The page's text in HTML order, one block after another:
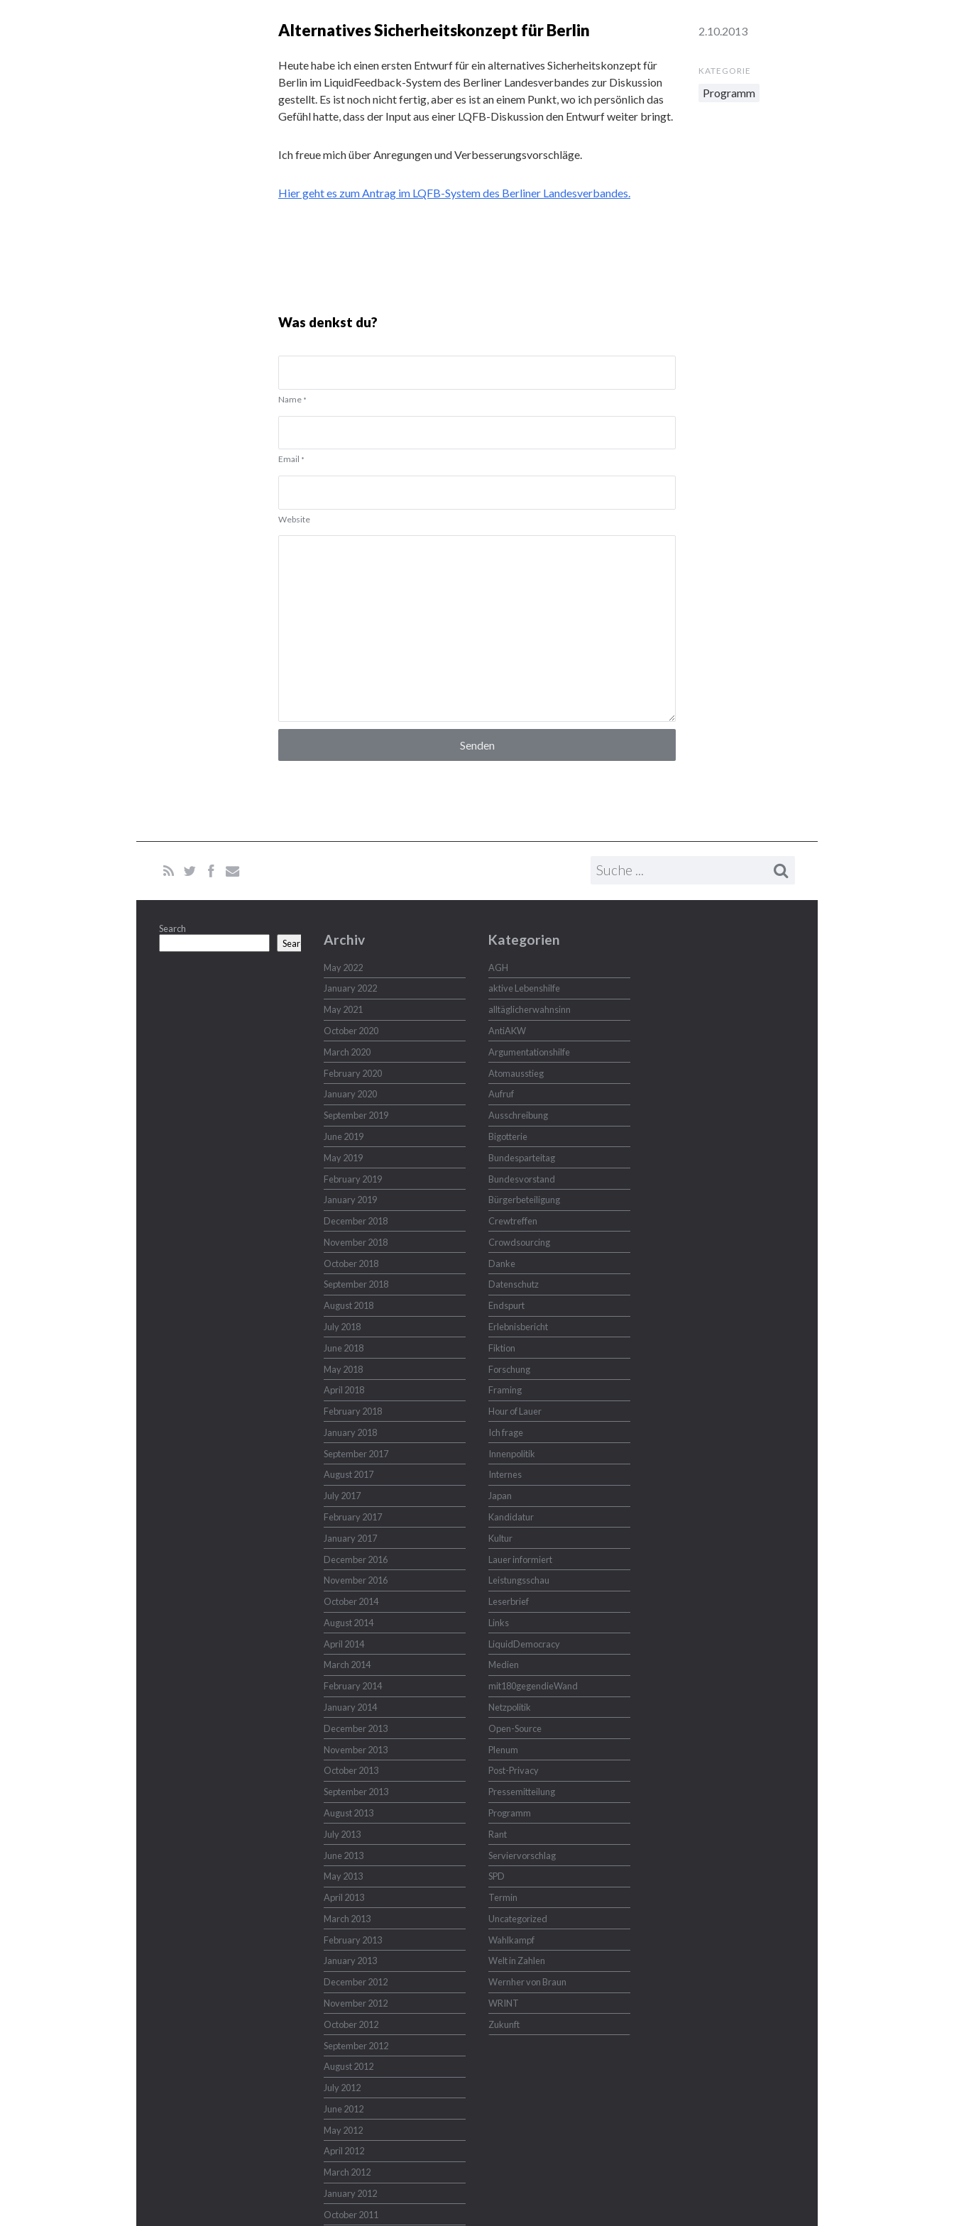
Alternatives Sicherheitskonzept für Berlin 2.10.2013
KATEGORIE
Programm
Heute habe ich einen ersten Entwurf für ein alternatives Sicherheitskonzept für
Berlin im LiquidFeedback-System des Berliner Landesverbandes zur Diskussion
gestellt. Es ist noch nicht fertig, aber es ist an einem Punkt, wo ich persönlich das
Gefühl hatte, dass der Input aus einer LQFB-Diskussion den Entwurf weiter bringt.
Ich freue mich über Anregungen und Verbesserungsvorschläge.
Hier geht es zum Antrag im LQFB-System des Berliner Landesverbandes.
Was denkst du?
Name *
Email *
Website
Search
Search
Archiv
May 2022
January 2022
May 2021
October 2020
March 2020
February 2020
January 2020
September 2019
June 2019
May 2019
February 2019
January 2019
December 2018
November 2018
October 2018
September 2018
August 2018
July 2018
June 2018
May 2018
April 2018
February 2018
January 2018
September 2017
August 2017
July 2017
February 2017
January 2017
December 2016
November 2016
October 2014
August 2014
April 2014
March 2014
February 2014
January 2014
December 2013
November 2013
October 2013
September 2013
August 2013
July 2013
June 2013
May 2013
April 2013
March 2013
February 2013
January 2013
December 2012
November 2012
October 2012
September 2012
August 2012
July 2012
June 2012
May 2012
April 2012
March 2012
January 2012
October 2011
Kategorien
AGH
aktive Lebenshilfe
alltäglicherwahnsinn
AntiAKW
Argumentationshilfe
Atomausstieg
Aufruf
Ausschreibung
Bigotterie
Bundesparteitag
Bundesvorstand
Bürgerbeteiligung
Crewtreffen
Crowdsourcing
Danke
Datenschutz
Endspurt
Erlebnisbericht
Fiktion
Forschung
Framing
Hour of Lauer
Ich frage
Innenpolitik
Internes
Japan
Kandidatur
Kultur
Lauer informiert
Leistungsschau
Leserbrief
Links
LiquidDemocracy
Medien
mit180gegendieWand
Netzpolitik
Open-Source
Plenum
Post-Privacy
Pressemitteilung
Programm
Rant
Serviervorschlag
SPD
Termin
Uncategorized
Wahlkampf
Welt in Zahlen
Wernher von Braun
WRINT
Zukunft